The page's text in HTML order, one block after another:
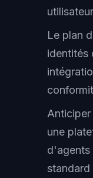
Le plan
identités
une
d'agents
standard